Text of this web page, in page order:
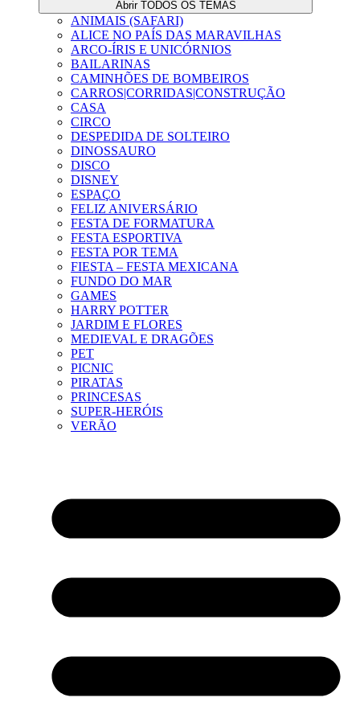
Abrir TODOS OS TEMAS
ANIMAIS (SAFARI)
ALICE NO PAÍS DAS MARAVILHAS
ARCO-ÍRIS E UNICÓRNIOS
BAILARINAS
CAMINHÕES DE BOMBEIROS
CARROS|CORRIDAS|CONSTRUÇÃO
CASA
CIRCO
DESPEDIDA DE SOLTEIRO
DINOSSAURO
DISCO
DISNEY
ESPAÇO
FELIZ ANIVERSÁRIO
FESTA DE FORMATURA
FESTA ESPORTIVA
FESTA POR TEMA
FIESTA – FESTA MEXICANA
FUNDO DO MAR
GAMES
HARRY POTTER
JARDIM E FLORES
MEDIEVAL E DRAGÕES
PET
PICNIC
PIRATAS
PRINCESAS
SUPER-HERÓIS
VERÃO